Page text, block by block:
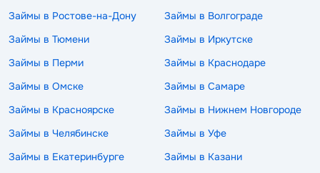
Займы в Ростове-на-Дону
Займы в Волгограде
Займы в Тюмени
Займы в Иркутске
Займы в Перми
Займы в Краснодаре
Займы в Омске
Займы в Самаре
Займы в Красноярске
Займы в Нижнем Новгороде
Займы в Челябинске
Займы в Уфе
Займы в Екатеринбурге
Займы в Казани